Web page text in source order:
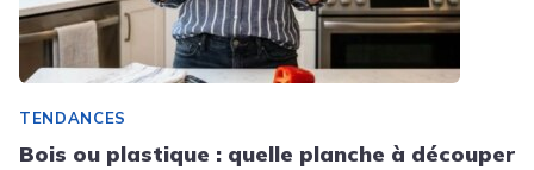
TENDANCES
Bois ou plastique : quelle planche à découper